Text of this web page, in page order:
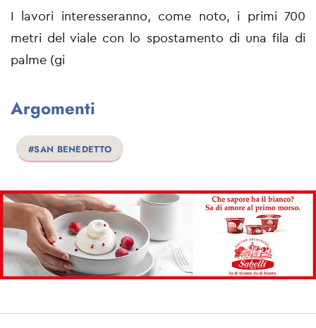
I lavori interesseranno, come noto, i primi 700
metri del viale con lo spostamento di una fila di
palme (gi
Argomenti
#SAN BENEDETTO